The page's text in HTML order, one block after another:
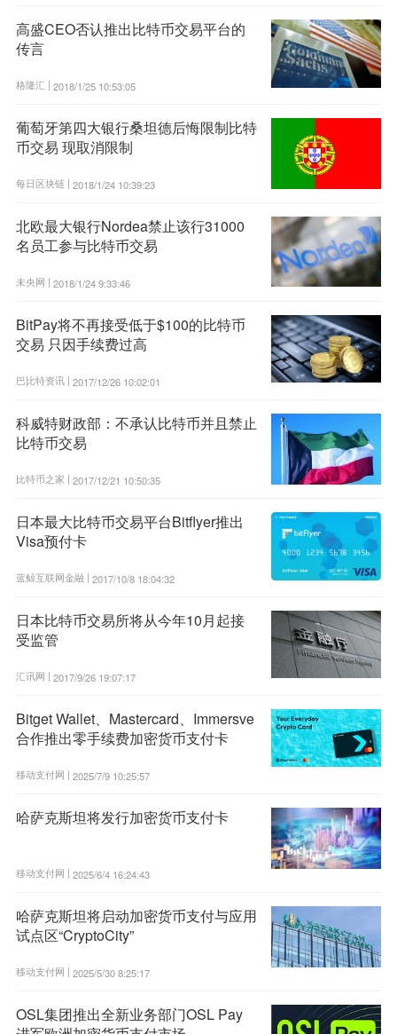
高盛CEO否认推出比特币交易平台的
传言
格隆汇 | 2018/1/25 10:53:05
葡萄牙第四大银行桑坦德后悔限制比特
币交易 现取消限制
每日区块链 | 2018/1/24 10:39:23
北欧最大银行Nordea禁止该行31000
名员工参与比特币交易
未央网 | 2018/1/24 9:33:46
BitPay将不再接受低于$100的比特币
交易 只因手续费过高
巴比特资讯 | 2017/12/26 10:02:01
科威特财政部：不承认比特币并且禁止
比特币交易
比特币之家 | 2017/12/21 10:50:35
日本最大比特币交易平台Bitflyer推出
Visa预付卡
蓝鲸互联网金融 | 2017/10/8 18:04:32
日本比特币交易所将从今年10月起接
受监管
汇讯网 | 2017/9/26 19:07:17
Bitget Wallet、Mastercard、Immersve
合作推出零手续费加密货币支付卡
移动支付网 | 2025/7/9 10:25:57
哈萨克斯坦将发行加密货币支付卡
移动支付网 | 2025/6/4 16:24:43
哈萨克斯坦将启动加密货币支付与应用
试点区“CryptoCity”
移动支付网 | 2025/5/30 8:25:17
OSL集团推出全新业务部门OSL Pay